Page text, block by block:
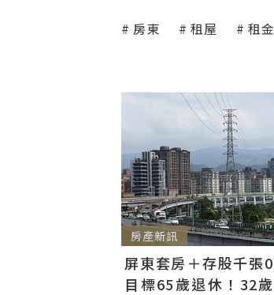
房東 租屋 租金
房產新訊
屏東套房＋存股千張
目標65歲退休！32